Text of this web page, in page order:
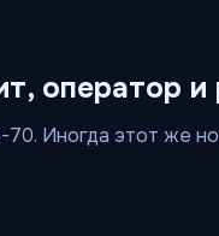
оператор и
Иногда этот же